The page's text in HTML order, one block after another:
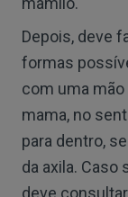
Depois, deve
formas
com uma mão
mama, no
para dentro,
da axila. Caso
deve